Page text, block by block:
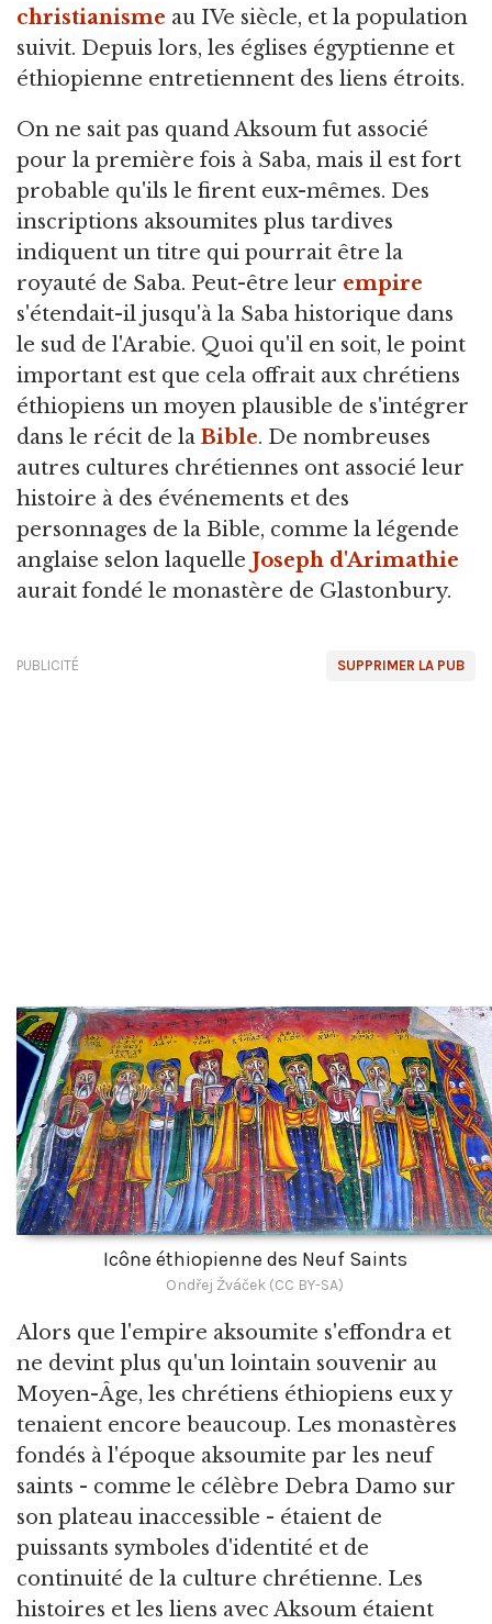
christianisme au IVe siècle, et la population
suivit. Depuis lors, les églises égyptienne et
éthiopienne entretiennent des liens étroits.
On ne sait pas quand Aksoum fut associé
pour la première fois à Saba, mais il est fort
probable qu'ils le firent eux-mêmes. Des
inscriptions aksoumites plus tardives
indiquent un titre qui pourrait être la
royauté de Saba. Peut-être leur empire
s'étendait-il jusqu'à la Saba historique dans
le sud de l'Arabie. Quoi qu'il en soit, le point
important est que cela offrait aux chrétiens
éthiopiens un moyen plausible de s'intégrer
dans le récit de la Bible. De nombreuses
autres cultures chrétiennes ont associé leur
histoire à des événements et des
personnages de la Bible, comme la légende
anglaise selon laquelle Joseph d'Arimathie
aurait fondé le monastère de Glastonbury.
SUPPRIMER LA PUB
PUBLICITÉ
Icône éthiopienne des Neuf Saints
Ondřej Žváček (CC BY-SA)
Alors que l'empire aksoumite s'effondra et
ne devint plus qu'un lointain souvenir au
Moyen-Âge, les chrétiens éthiopiens eux y
tenaient encore beaucoup. Les monastères
fondés à l'époque aksoumite par les neuf
saints - comme le célèbre Debra Damo sur
son plateau inaccessible - étaient de
puissants symboles d'identité et de
continuité de la culture chrétienne. Les
histoires et les liens avec Aksoum étaient